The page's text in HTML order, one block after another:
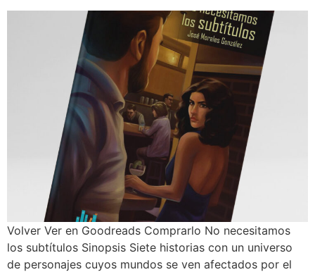
Volver Ver en Goodreads Comprarlo No necesitamos
los subtítulos Sinopsis Siete historias con un universo
de personajes cuyos mundos se ven afectados por el